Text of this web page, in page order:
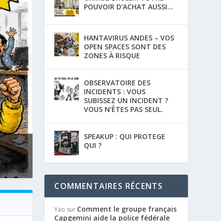
POUVOIR D’ACHAT AUSSI…
HANTAVIRUS ANDES – VOS
OPEN SPACES SONT DES
ZONES À RISQUE
OBSERVATOIRE DES
INCIDENTS : VOUS
SUBISSEZ UN INCIDENT ?
VOUS N’ÊTES PAS SEUL.
SPEAKUP : QUI PROTEGE
QUI ?
COMMENTAIRES RÉCENTS
Yao sur Comment le groupe français
Capgemini aide la police fédérale